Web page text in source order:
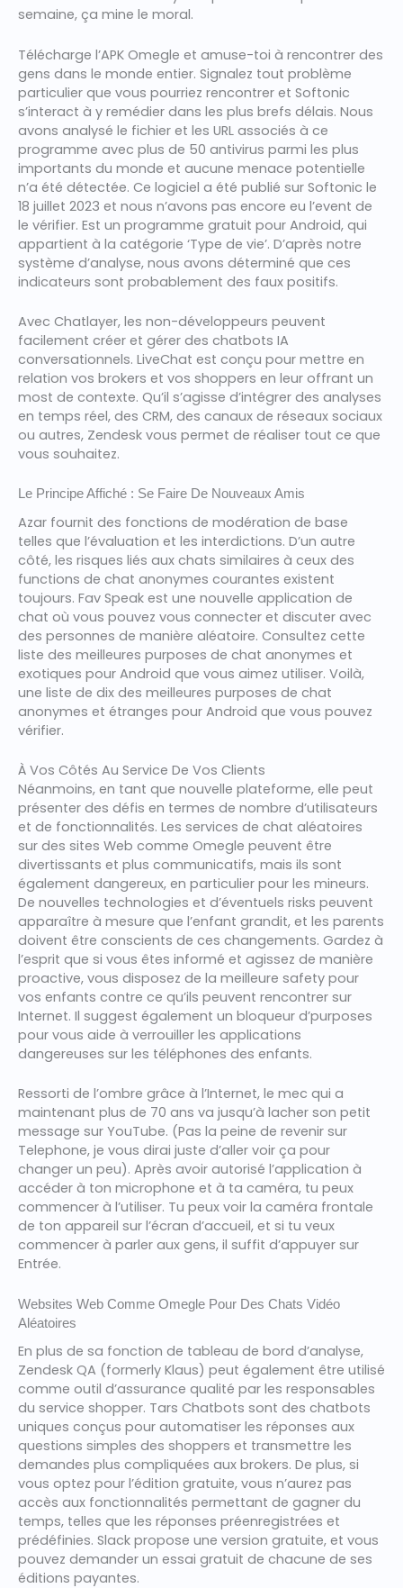
semaine, ça mine le moral.
Télécharge l’APK Omegle et amuse-toi à rencontrer des
gens dans le monde entier. Signalez tout problème
particulier que vous pourriez rencontrer et Softonic
s’interact à y remédier dans les plus brefs délais. Nous
avons analysé le fichier et les URL associés à ce
programme avec plus de 50 antivirus parmi les plus
importants du monde et aucune menace potentielle
n’a été détectée. Ce logiciel a été publié sur Softonic le
18 juillet 2023 et nous n’avons pas encore eu l’event de
le vérifier. Est un programme gratuit pour Android, qui
appartient à la catégorie ‘Type de vie’. D’après notre
système d’analyse, nous avons déterminé que ces
indicateurs sont probablement des faux positifs.
Avec Chatlayer, les non-développeurs peuvent
facilement créer et gérer des chatbots IA
conversationnels. LiveChat est conçu pour mettre en
relation vos brokers et vos shoppers en leur offrant un
most de contexte. Qu’il s’agisse d’intégrer des analyses
en temps réel, des CRM, des canaux de réseaux sociaux
ou autres, Zendesk vous permet de réaliser tout ce que
vous souhaitez.
Le Principe Affiché : Se Faire De Nouveaux Amis
Azar fournit des fonctions de modération de base
telles que l’évaluation et les interdictions. D’un autre
côté, les risques liés aux chats similaires à ceux des
functions de chat anonymes courantes existent
toujours. Fav Speak est une nouvelle application de
chat où vous pouvez vous connecter et discuter avec
des personnes de manière aléatoire. Consultez cette
liste des meilleures purposes de chat anonymes et
exotiques pour Android que vous aimez utiliser. Voilà,
une liste de dix des meilleures purposes de chat
anonymes et étranges pour Android que vous pouvez
vérifier.
À Vos Côtés Au Service De Vos Clients
Néanmoins, en tant que nouvelle plateforme, elle peut
présenter des défis en termes de nombre d’utilisateurs
et de fonctionnalités. Les services de chat aléatoires
sur des sites Web comme Omegle peuvent être
divertissants et plus communicatifs, mais ils sont
également dangereux, en particulier pour les mineurs.
De nouvelles technologies et d’éventuels risks peuvent
apparaître à mesure que l’enfant grandit, et les parents
doivent être conscients de ces changements. Gardez à
l’esprit que si vous êtes informé et agissez de manière
proactive, vous disposez de la meilleure safety pour
vos enfants contre ce qu’ils peuvent rencontrer sur
Internet. Il suggest également un bloqueur d’purposes
pour vous aide à verrouiller les applications
dangereuses sur les téléphones des enfants.
Ressorti de l’ombre grâce à l’Internet, le mec qui a
maintenant plus de 70 ans va jusqu’à lacher son petit
message sur YouTube. (Pas la peine de revenir sur
Telephone, je vous dirai juste d’aller voir ça pour
changer un peu). Après avoir autorisé l’application à
accéder à ton microphone et à ta caméra, tu peux
commencer à l’utiliser. Tu peux voir la caméra frontale
de ton appareil sur l’écran d’accueil, et si tu veux
commencer à parler aux gens, il suffit d’appuyer sur
Entrée.
Websites Web Comme Omegle Pour Des Chats Vidéo
Aléatoires
En plus de sa fonction de tableau de bord d’analyse,
Zendesk QA (formerly Klaus) peut également être utilisé
comme outil d’assurance qualité par les responsables
du service shopper. Tars Chatbots sont des chatbots
uniques conçus pour automatiser les réponses aux
questions simples des shoppers et transmettre les
demandes plus compliquées aux brokers. De plus, si
vous optez pour l’édition gratuite, vous n’aurez pas
accès aux fonctionnalités permettant de gagner du
temps, telles que les réponses préenregistrées et
prédéfinies. Slack propose une version gratuite, et vous
pouvez demander un essai gratuit de chacune de ses
éditions payantes.